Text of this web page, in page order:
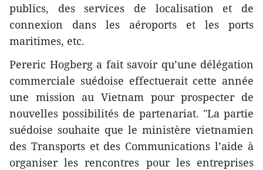
publics, des services de localisation et de
connexion dans les aéroports et les ports
maritimes, etc.
Pereric Hogberg a fait savoir qu’une délégation
commerciale suédoise effectuerait cette année
une mission au Vietnam pour prospecter de
nouvelles possibilités de partenariat. "La partie
suédoise souhaite que le ministère vietnamien
des Transports et des Communications l’aide à
organiser les rencontres pour les entreprises